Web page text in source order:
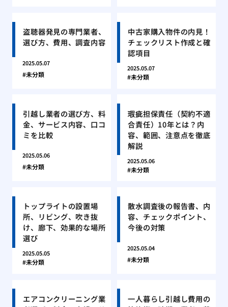
盗聴器発見の専門業者、
選び方、費用、調査内容
2025.05.07
未分類
中古家購入物件の内見！
チェックリスト作成と確
認項目
2025.05.07
未分類
引越し業者の選び方、料
金、サービス内容、口コ
ミを比較
2025.05.06
未分類
瑕疵担保責任（契約不適
合責任）10年とは？内
容、範囲、注意点を徹底
解説
2025.05.06
未分類
トップライトの設置場
所、リビング、吹き抜
け、廊下、効果的な場所
選び
2025.05.05
未分類
散水調査後の報告書、内
容、チェックポイント、
今後の対策
2025.05.04
未分類
エアコンクリーニング業
一人暮らし引越し費用の